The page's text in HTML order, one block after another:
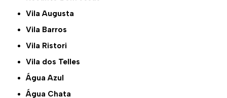
Vila Augusta
Vila Barros
Vila Ristori
Vila dos Telles
Água Azul
Água Chata